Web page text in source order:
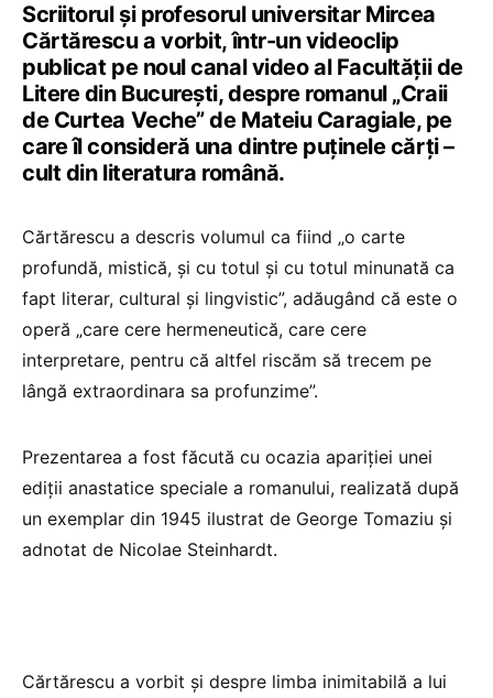
Scriitorul și profesorul universitar Mircea
Cărtărescu a vorbit, într-un videoclip
publicat pe noul canal video al Facultății de
Litere din București, despre romanul „Craii
de Curtea Veche” de Mateiu Caragiale, pe
care îl consideră una dintre puținele cărți –
cult din literatura română.
Cărtărescu a descris volumul ca fiind „o carte
profundă, mistică, și cu totul și cu totul minunată ca
fapt literar, cultural și lingvistic”, adăugând că este o
operă „care cere hermeneutică, care cere
interpretare, pentru că altfel riscăm să trecem pe
lângă extraordinara sa profunzime”.
Prezentarea a fost făcută cu ocazia apariției unei
ediții anastatice speciale a romanului, realizată după
un exemplar din 1945 ilustrat de George Tomaziu și
adnotat de Nicolae Steinhardt.
Cărtărescu a vorbit și despre limba inimitabilă a lui